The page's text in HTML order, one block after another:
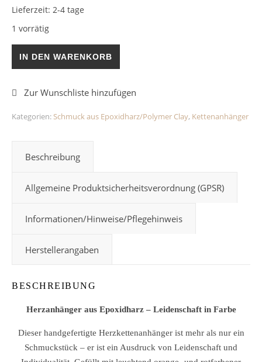
Lieferzeit: 2-4 tage
1 vorrätig
Herzkettenanhänger Orange Rot Epoxidharz Menge
IN DEN WARENKORB
Kategorien: Schmuck aus Epoxidharz/Polymer Clay, Kettenanhänger
Beschreibung
Allgemeine Produktsicherheitsverordnung (GPSR)
Informationen/Hinweise/Pflegehinweis
Herstellerangaben
BESCHREIBUNG
Herzanhänger aus Epoxidharz – Leidenschaft in Farbe
Dieser handgefertigte Herzkettenanhänger ist mehr als nur ein
Schmuckstück – er ist ein Ausdruck von Leidenschaft und